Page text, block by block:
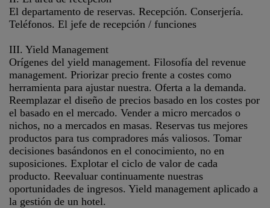
El departamento de reservas. Recepción. Conserjería.
Teléfonos. El jefe de recepción / funciones
III. Yield Management
Orígenes del yield management. Filosofía del revenue
management. Priorizar precio frente a costes como
herramienta para ajustar nuestra. Oferta a la demanda.
Reemplazar el diseño de precios basado en los costes por
el basado en el mercado. Vender a micro mercados o
nichos, no a mercados en masas. Reservas tus mejores
productos para tus compradores más valiosos. Tomar
decisiones basándonos en el conocimiento, no en
suposiciones. Explotar el ciclo de valor de cada
producto. Reevaluar continuamente nuestras
oportunidades de ingresos. Yield management aplicado a
la gestión de un hotel.